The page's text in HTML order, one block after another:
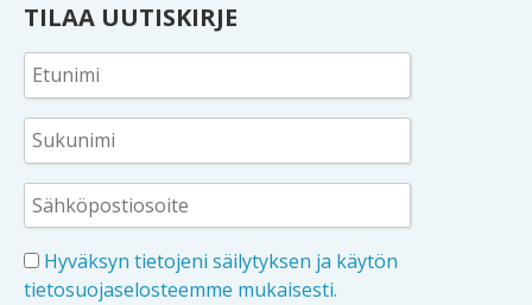
TILAA UUTISKIRJE
Hyväksyn tietojeni säilytyksen ja käytön
tietosuojaselosteemme mukaisesti.